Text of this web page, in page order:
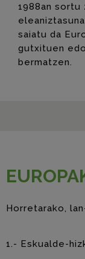
1988an sortu
saiatu da
gutxituen
bermatzen.
Horretarako,
1.- Eskualde-